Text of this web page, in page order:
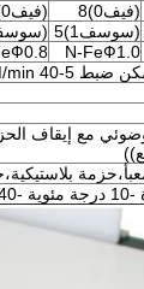
(فيف0)8 (فيف0)6
(سوسف1)5
N-FeФ1.0
مع إيقاف
30-90٪